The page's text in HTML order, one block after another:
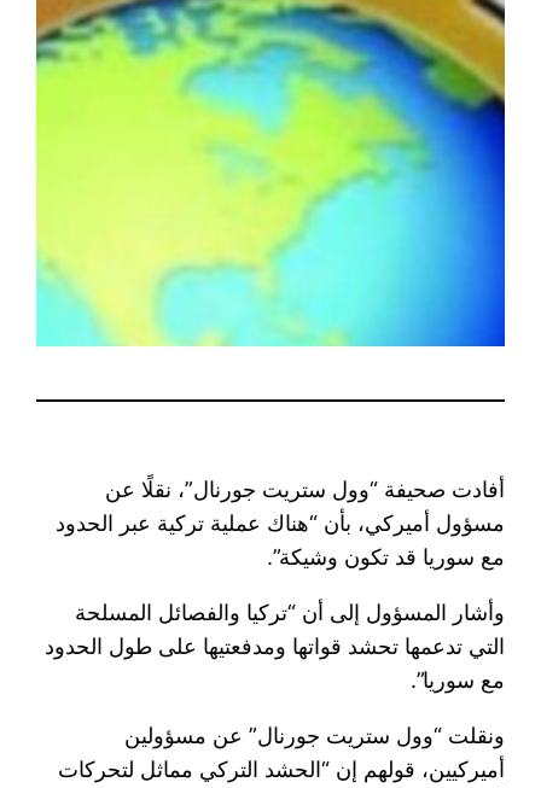
أفادت صحيفة “وول ستريت جورنال”، نقلًا عن
مسؤول أميركي، بأن “هناك عملية تركية عبر الحدود
مع سوريا قد تكون وشيكة”.
وأشار المسؤول إلى أن “تركيا والفصائل المسلحة
التي تدعمها تحشد قواتها ومدفعتيها على طول الحدود
مع سوريا”.
ونقلت “وول ستريت جورنال” عن مسؤولين
أميركيين، قولهم إن “الحشد التركي مماثل لتحركات